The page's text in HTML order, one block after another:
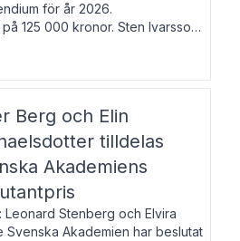
för år 2026.
125 000 kronor. Sten Ivarsson,
vid
Trelleborg. Här har han på
Berg och Elin
tilldelas
Akademiens
Leonard Stenberg och Elvira
Svenska Akademien har beslutat